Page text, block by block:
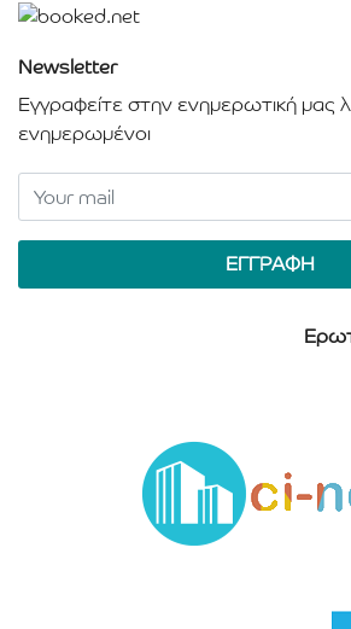
Newsletter
Εγγραφείτε στην ενημερωτική μας
ενημερωμένοι